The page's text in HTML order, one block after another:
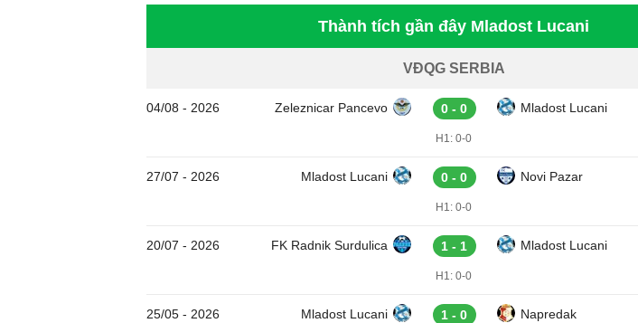
Thành tích gần đây Mladost Lucani
VĐQG SERBIA
04/08 - 2026 Zeleznicar Pancevo 0 - 0 Mladost Lucani
H1: 0-0
27/07 - 2026 Mladost Lucani 0 - 0 Novi Pazar
H1: 0-0
20/07 - 2026 FK Radnik Surdulica 1 - 1 Mladost Lucani
H1: 0-0
25/05 - 2026 Mladost Lucani 1 - 0 Napredak